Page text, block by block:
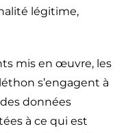
légitime,
mis en œuvre, les
s’engagent à
données
à ce qui est